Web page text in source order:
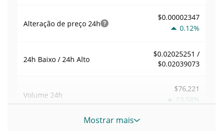
Alteração de preço 24h
$0.00002347
0.12%
24h Baixo / 24h Alto
$0.02025251 /
$0.02039073
Volume 24h
$76,221
13.58%
Volume / Limite de
Mostrar mais